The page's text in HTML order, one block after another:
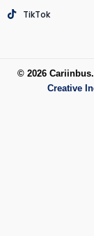
TikTok
© 2026
Creative